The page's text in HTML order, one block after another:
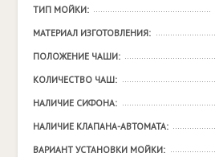
ТИП МОЙКИ:
МАТЕРИАЛ ИЗГОТОВЛЕНИЯ:
ПОЛОЖЕНИЕ ЧАШИ:
КОЛИЧЕСТВО ЧАШ:
НАЛИЧИЕ СИФОНА:
НАЛИЧИЕ КЛАПАНА-АВТОМАТА:
ВАРИАНТ УСТАНОВКИ МОЙКИ: